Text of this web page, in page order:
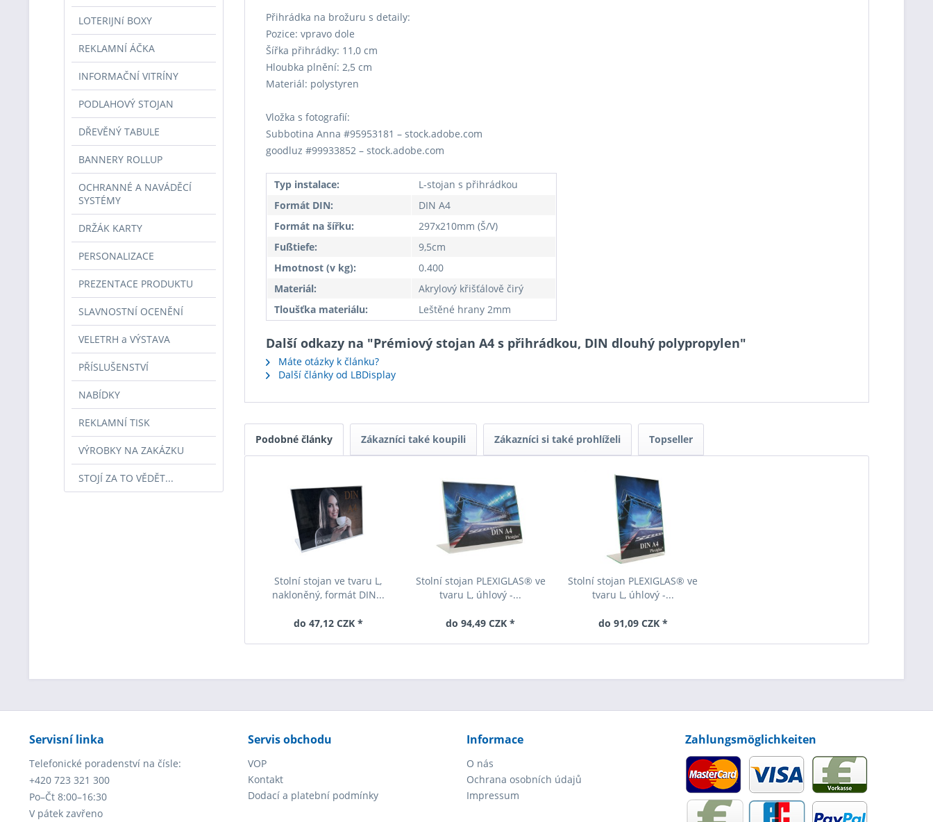
LOTERIJNí BOXY
REKLAMNÍ ÁČKA
INFORMAČNÍ VITRÍNY
PODLAHOVÝ STOJAN
DŘEVĚNÝ TABULE
BANNERY ROLLUP
OCHRANNÉ A NAVÁDĚCÍ
SYSTÉMY
DRŽÁK KARTY
PERSONALIZACE
PREZENTACE PRODUKTU
SLAVNOSTNÍ OCENĚNÍ
VELETRH a VÝSTAVA
PŘÍSLUŠENSTVÍ
NABÍDKY
REKLAMNÍ TISK
VÝROBKY NA ZAKÁZKU
STOJÍ ZA TO VĚDĚT...
Přihrádka na brožuru s detaily:
Pozice: vpravo dole
Šířka přihrádky: 11,0 cm
Hloubka plnění: 2,5 cm
Materiál: polystyren
Vložka s fotografií:
Subbotina Anna #95953181 – stock.adobe.com
goodluz #99933852 – stock.adobe.com
Typ instalace:
L-stojan s přihrádkou
Formát DIN:
DIN A4
Formát na šířku:
297x210mm (Š/V)
Fußtiefe:
9,5cm
Hmotnost (v kg):
0.400
Materiál:
Akrylový křišťálově čirý
Tloušťka materiálu:
Leštěné hrany 2mm
Další odkazy na "Prémiový stojan A4 s přihrádkou, DIN dlouhý polypropylen"
Máte otázky k článku?
Další články od LBDisplay
Podobné články Zákazníci také koupili Zákazníci si také prohlíželi Topseller
Stolní stojan ve tvaru L,
nakloněný, formát DIN...
do 47,12 CZK *
Stolní stojan PLEXIGLAS® ve
tvaru L, úhlový -...
do 94,49 CZK *
Stolní stojan PLEXIGLAS® ve
tvaru L, úhlový -...
do 91,09 CZK *
Servisní linka
Telefonické poradenství na čísle:
+420 723 321 300
Po–Čt 8:00–16:30
V pátek zavřeno
Servis obchodu
VOP
Kontakt
Dodací a platební podmínky
Informace
O nás
Ochrana osobních údajů
Impressum
Zahlungsmöglichkeiten